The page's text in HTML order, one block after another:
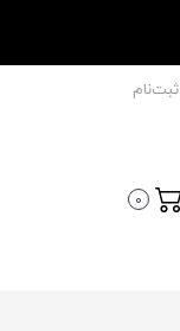
ثبت‌نام
0